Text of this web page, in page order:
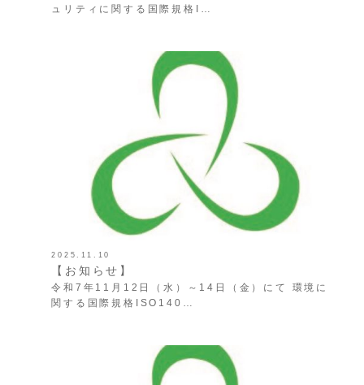
ュリティに関する国際規格I…
2025.11.10
【お知らせ】
令和7年11月12日（水）～14日（金）にて 環境に
関する国際規格ISO140…